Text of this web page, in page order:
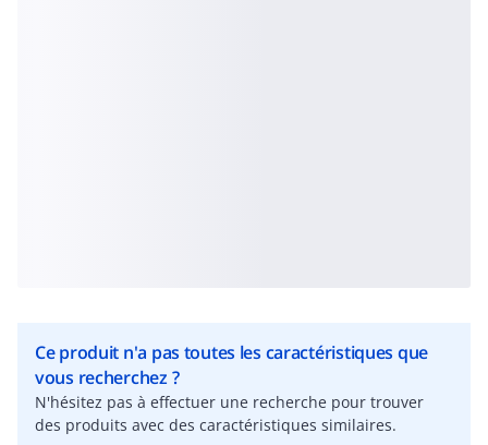
Ce produit n'a pas toutes les caractéristiques que
vous recherchez ?
N'hésitez pas à effectuer une recherche pour trouver
des produits avec des caractéristiques similaires.